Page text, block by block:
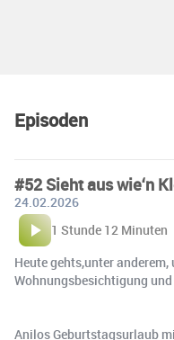
Episoden
#52 Sieht aus wie‘n
24.02.2026
1 Stunde 12 Minuten
Heute gehts,unter
Wohnungsbesichtigung
Anilos Geburtstagsurlaub